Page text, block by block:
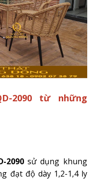
2090 từ những
2090 sử dụng khung
đạt độ dày 1,2-1,4 ly